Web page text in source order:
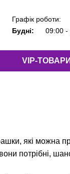
Графік роботи:
Будні:
09:00 -
VIP-
які можна
потрібні,